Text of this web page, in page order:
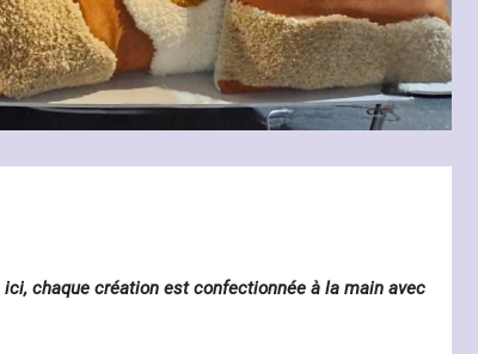
chaque création est confectionnée à la main avec